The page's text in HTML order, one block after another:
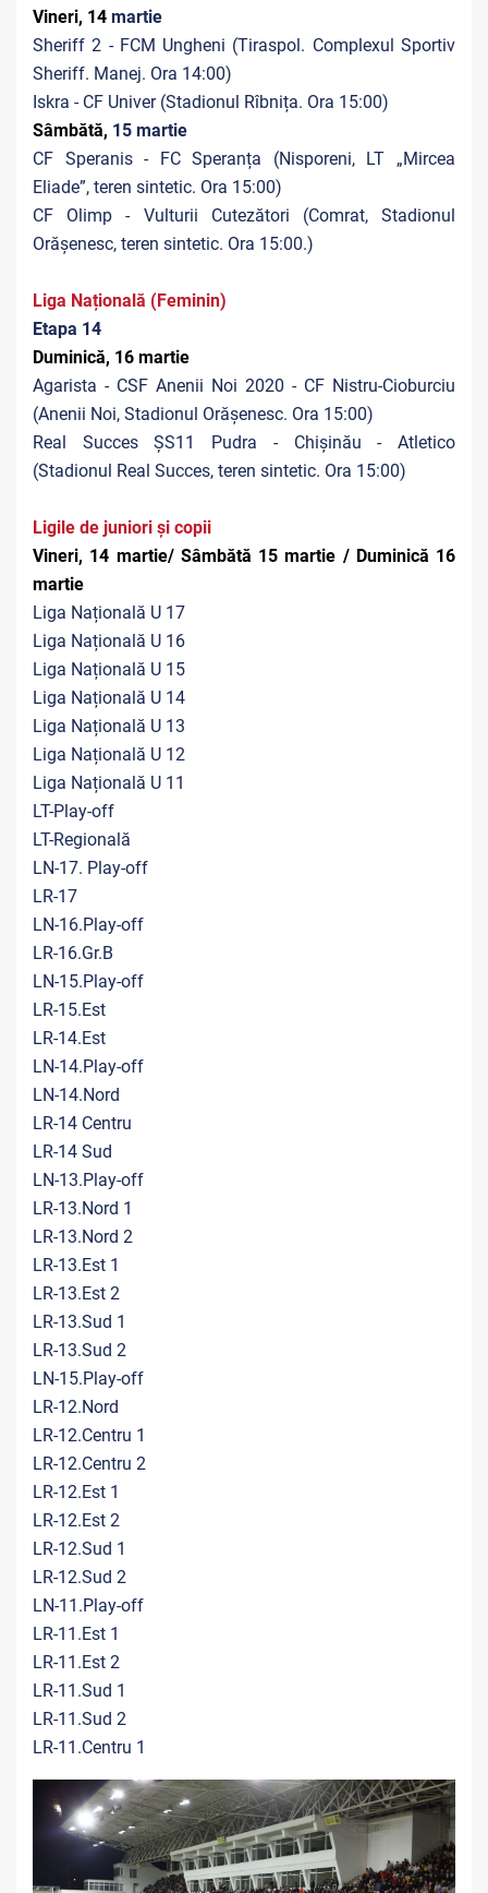
Vineri, 14 martie
Sheriff 2 - FCM Ungheni (Tiraspol. Complexul Sportiv
Sheriff. Manej. Ora 14:00)
Iskra - CF Univer (Stadionul Rîbnița. Ora 15:00)
Sâmbătă, 15 martie
CF Speranis - FC Speranța (Nisporeni, LT „Mircea
Eliade”, teren sintetic. Ora 15:00)
CF Olimp - Vulturii Cutezători (Comrat, Stadionul
Orășenesc, teren sintetic. Ora 15:00.)
Liga Națională (Feminin)
Etapa 14
Duminică, 16 martie
Agarista - CSF Anenii Noi 2020 - CF Nistru-Cioburciu
(Anenii Noi, Stadionul Orășenesc. Ora 15:00)
Real Succes ȘS11 Pudra - Chișinău - Atletico
(Stadionul Real Succes, teren sintetic. Ora 15:00)
Ligile de juniori și copii
Vineri, 14 martie/ Sâmbătă 15 martie / Duminică 16
martie
Liga Națională U 17
Liga Națională U 16
Liga Națională U 15
Liga Națională U 14
Liga Națională U 13
Liga Națională U 12
Liga Națională U 11
LT-Play-off
LT-Regională
LN-17. Play-off
LR-17
LN-16.Play-off
LR-16.Gr.B
LN-15.Play-off
LR-15.Est
LR-14.Est
LN-14.Play-off
LN-14.Nord
LR-14 Centru
LR-14 Sud
LN-13.Play-off
LR-13.Nord 1
LR-13.Nord 2
LR-13.Est 1
LR-13.Est 2
LR-13.Sud 1
LR-13.Sud 2
LN-15.Play-off
LR-12.Nord
LR-12.Centru 1
LR-12.Centru 2
LR-12.Est 1
LR-12.Est 2
LR-12.Sud 1
LR-12.Sud 2
LN-11.Play-off
LR-11.Est 1
LR-11.Est 2
LR-11.Sud 1
LR-11.Sud 2
LR-11.Centru 1